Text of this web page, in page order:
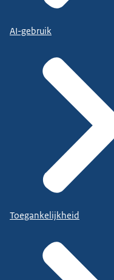
AI-gebruik
Toegankelijkheid